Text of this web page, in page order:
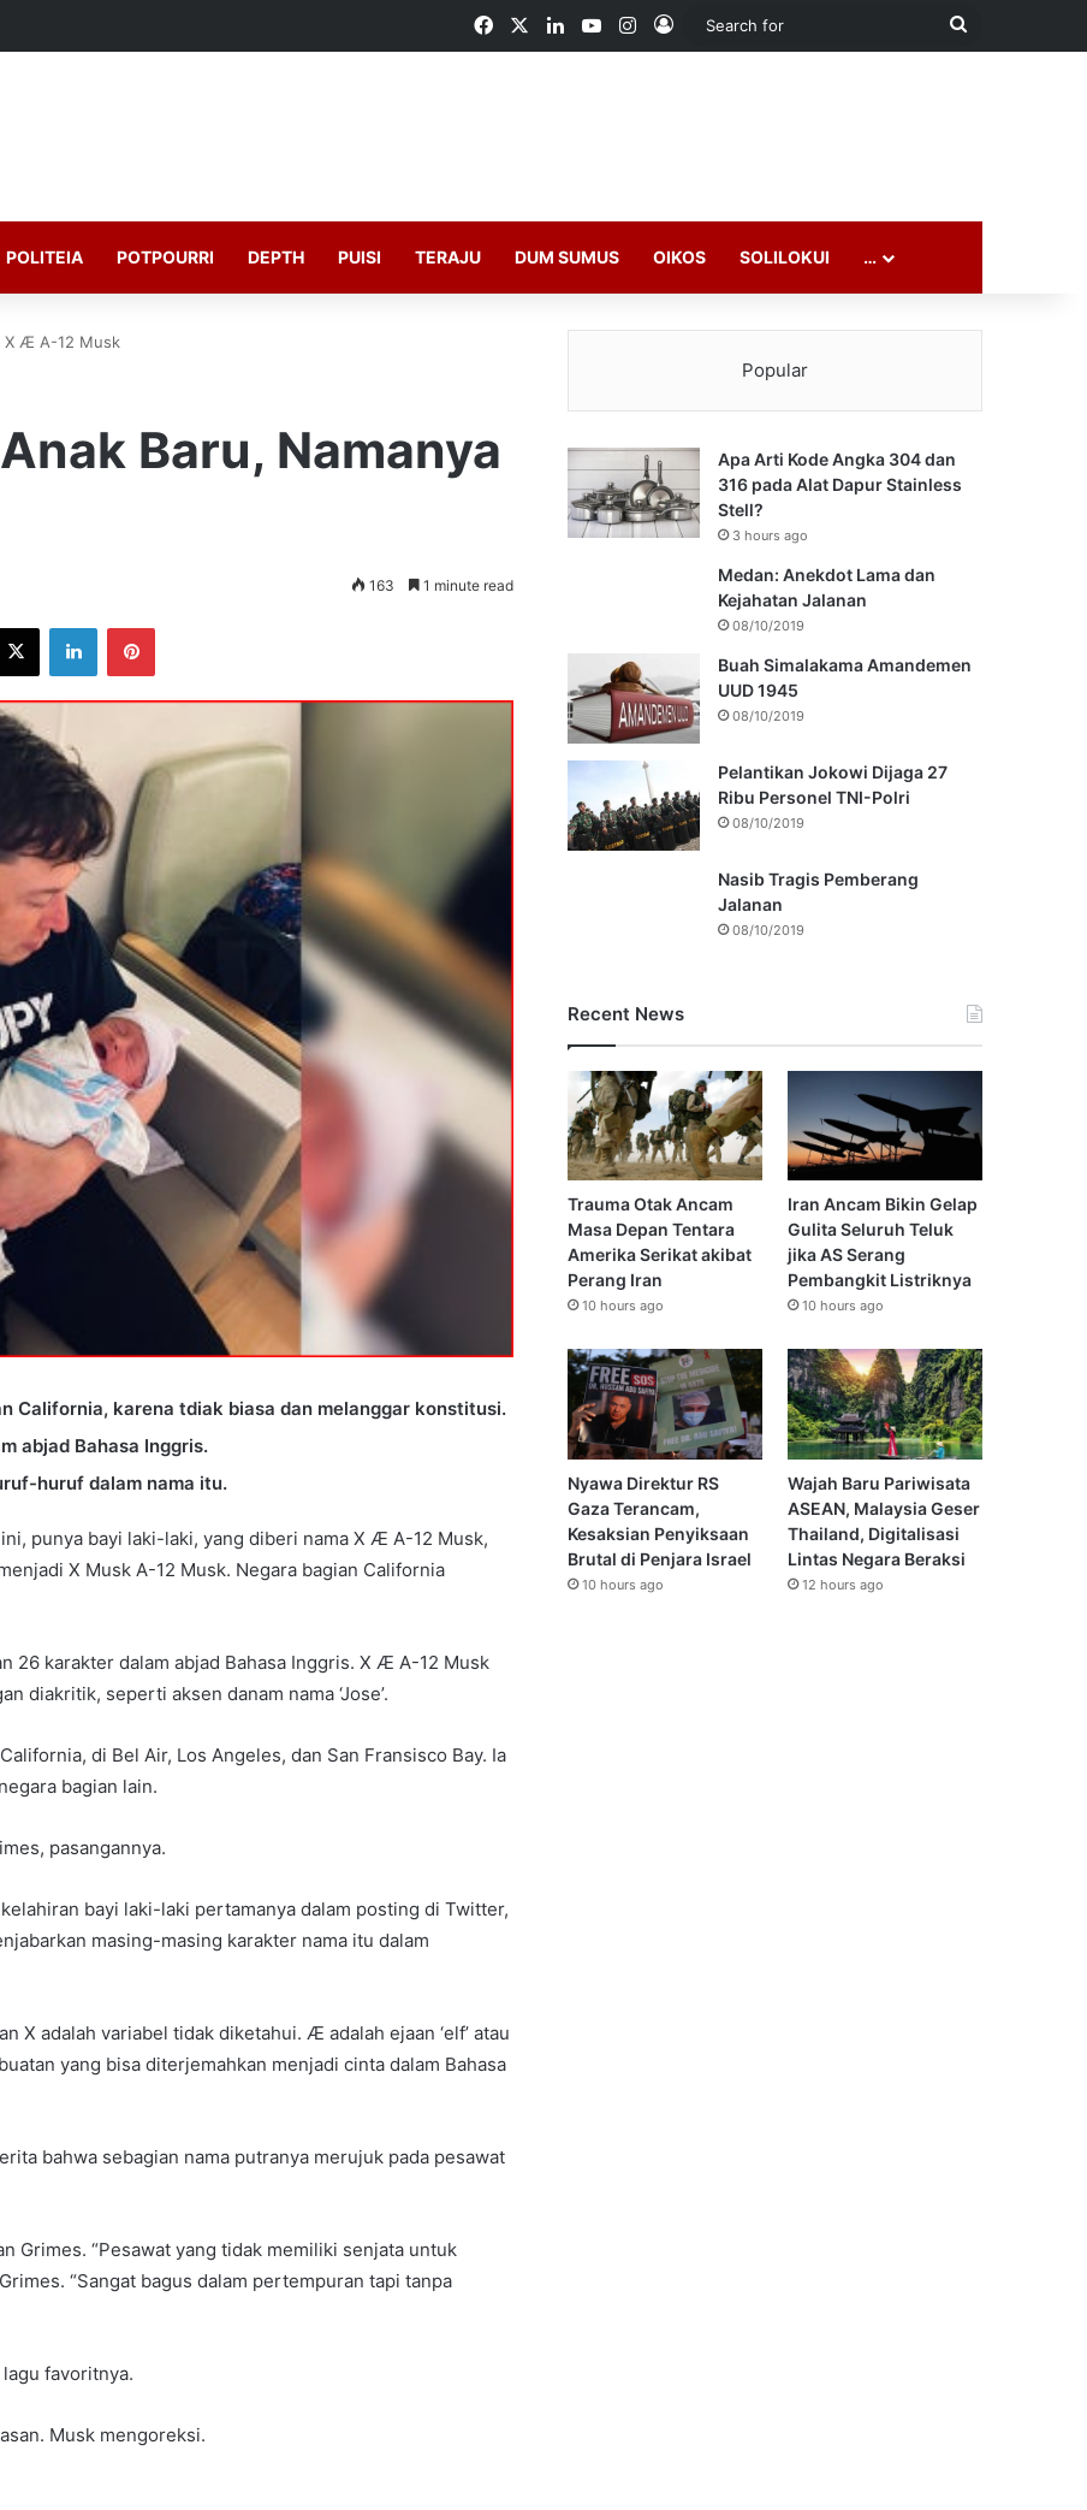
FacebookLinkedInYouTubeInstagram
Log In
Search
POLITEIA POTPOURRI DEPTH PUISI TERAJU DUM SUMUS OIKOS SOLILOKUI …
X Æ A-12 Musk
Baru, Namanya
163 1 minute read
X LinkedInPinterest
California, karena tdiak biasa dan melanggar konstitusi.
abjad Bahasa Inggris.
huruf dalam nama itu.
punya bayi laki-laki, yang diberi nama X Æ A-12 Musk,
X Musk A-12 Musk. Negara bagian California
26 karakter dalam abjad Bahasa Inggris. X Æ A-12 Musk
diakritik, seperti aksen danam nama ‘Jose’.
di Bel Air, Los Angeles, dan San Fransisco Bay. Ia
bagian lain.
pasangannya.
bayi laki-laki pertamanya dalam posting di Twitter,
masing-masing karakter nama itu dalam
X adalah variabel tidak diketahui. Æ adalah ejaan ‘elf’ atau
yang bisa diterjemahkan menjadi cinta dalam Bahasa
bahwa sebagian nama putranya merujuk pada pesawat
Grimes. “Pesawat yang tidak memiliki senjata untuk
“Sangat bagus dalam pertempuran tapi tanpa
favoritnya.
Musk mengoreksi.
Popular
Apa Arti Kode Angka 304 dan
316 pada Alat Dapur Stainless
Stell?
3 hours ago
Medan: Anekdot Lama dan
Kejahatan Jalanan
08/10/2019
Buah Simalakama Amandemen
UUD 1945
08/10/2019
Pelantikan Jokowi Dijaga 27
Ribu Personel TNI-Polri
08/10/2019
Nasib Tragis Pemberang
Jalanan
08/10/2019
Recent News
Trauma Otak Ancam
Masa Depan Tentara
Amerika Serikat akibat
Perang Iran
10 hours ago
Iran Ancam Bikin Gelap
Gulita Seluruh Teluk
jika AS Serang
Pembangkit Listriknya
10 hours ago
Nyawa Direktur RS
Gaza Terancam,
Kesaksian Penyiksaan
Brutal di Penjara Israel
10 hours ago
Wajah Baru Pariwisata
ASEAN, Malaysia Geser
Thailand, Digitalisasi
Lintas Negara Beraksi
12 hours ago